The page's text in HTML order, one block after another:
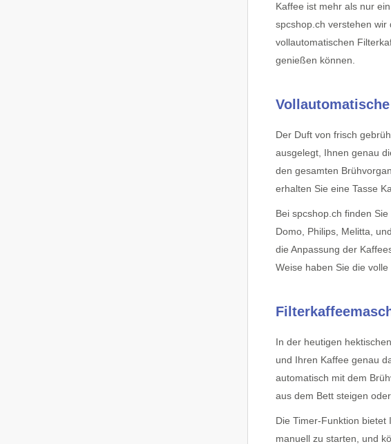
Kaffee ist mehr als nur
spcshop.ch verstehen
vollautomatischen
genießen können.
Der Duft von frisch
ausgelegt, Ihnen genau
den gesamten
erhalten Sie eine Tasse
Bei spcshop.ch finden
Domo, Philips, Melitta,
die Anpassung der
Weise haben Sie die
In der heutigen
und Ihren Kaffee genau
automatisch mit dem
aus dem Bett steigen
Die Timer-Funktion
manuell zu starten, und